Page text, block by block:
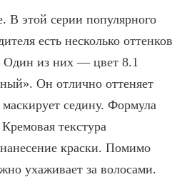
В этой серии популярного
есть несколько оттенков
Один из них — цвет 8.1
Он отлично оттеняет
седину. Формула
текстура
краски. Помимо
ухаживает за волосами.